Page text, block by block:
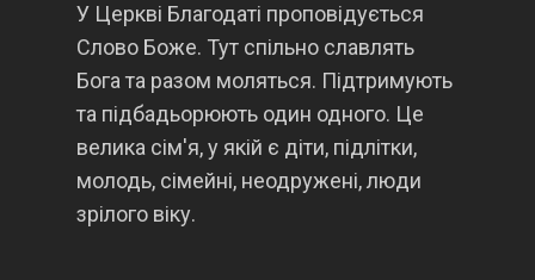
У Церкві Благодаті проповідується
Слово Боже. Тут спільно славлять
Бога та разом моляться. Підтримують
та підбадьорюють один одного. Це
велика сім'я, у якій є діти, підлітки,
молодь, сімейні, неодружені, люди
зрілого віку.